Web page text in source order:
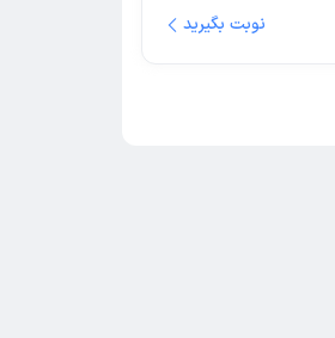
نوبت بگیرید